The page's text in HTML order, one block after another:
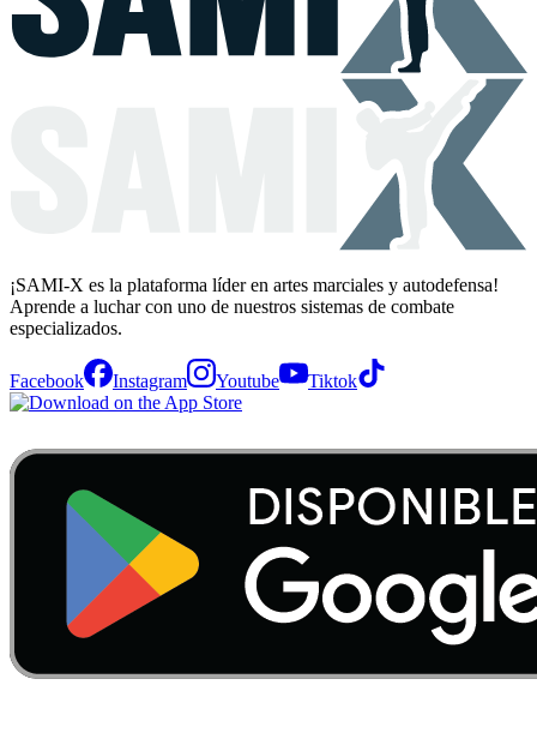
¡SAMI-X es la plataforma líder en artes marciales y autodefensa!
Aprende a luchar con uno de nuestros sistemas de combate
especializados.
Facebook Instagram Youtube Tiktok